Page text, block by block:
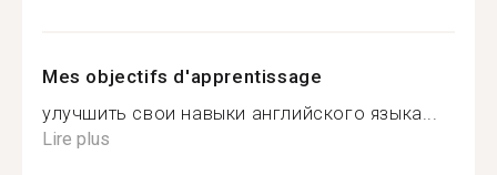
Mes objectifs d'apprentissage
улучшить свои навыки английского языка...
Lire plus